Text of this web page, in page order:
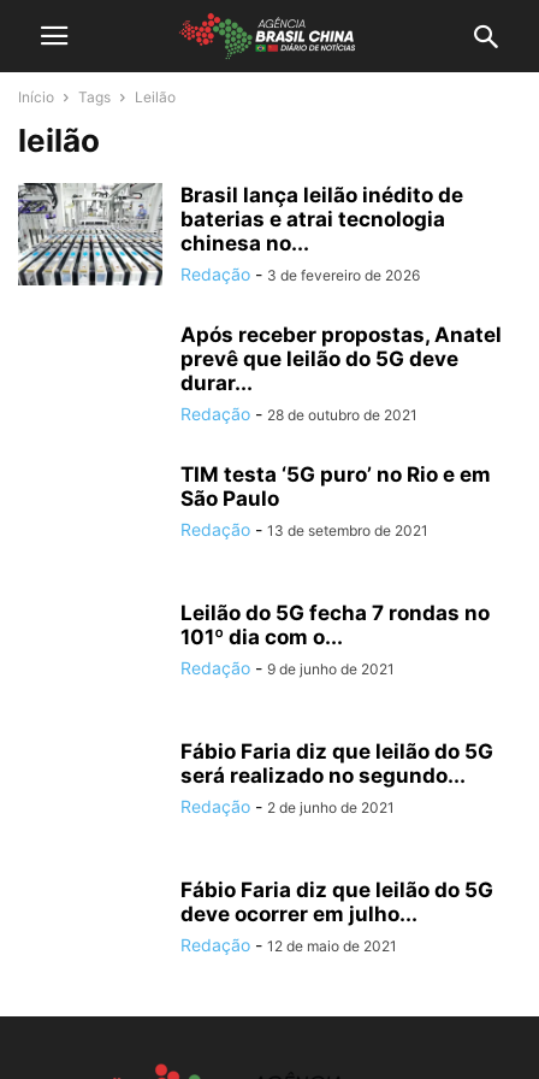
Início Tags Leilão
leilão
Brasil lança leilão inédito de
baterias e atrai tecnologia
chinesa no...
Redação - 3 de fevereiro de 2026
Após receber propostas, Anatel
prevê que leilão do 5G deve
durar...
Redação - 28 de outubro de 2021
TIM testa ‘5G puro’ no Rio e em
São Paulo
Redação - 13 de setembro de 2021
Leilão do 5G fecha 7 rondas no
101º dia com o...
Redação - 9 de junho de 2021
Fábio Faria diz que leilão do 5G
será realizado no segundo...
Redação - 2 de junho de 2021
Fábio Faria diz que leilão do 5G
deve ocorrer em julho...
Redação - 12 de maio de 2021